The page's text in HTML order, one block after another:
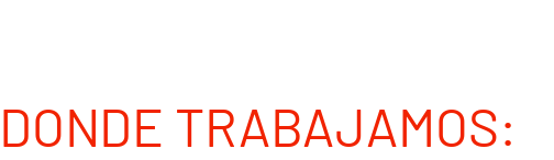
TRABAJAMOS: